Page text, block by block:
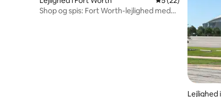
Shop og spis: Fort Worth-lejlighed med
Lejlighed